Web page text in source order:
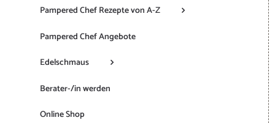
Pampered Chef Rezepte von A-Z
Pampered Chef Angebote
Edelschmaus
Berater-/in werden
Online Shop